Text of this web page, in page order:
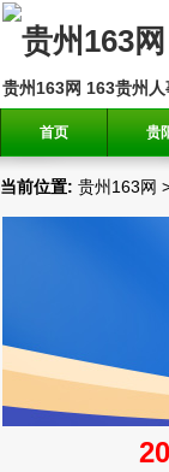
贵州163网 163贵州
首页 贵
当前位置: 贵州163网